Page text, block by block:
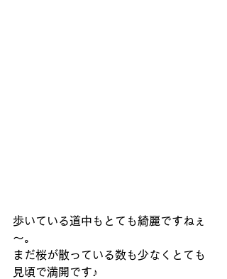
歩いている道中もとても綺麗ですねぇ
～。
まだ桜が散っている数も少なくとても
見頃で満開です♪